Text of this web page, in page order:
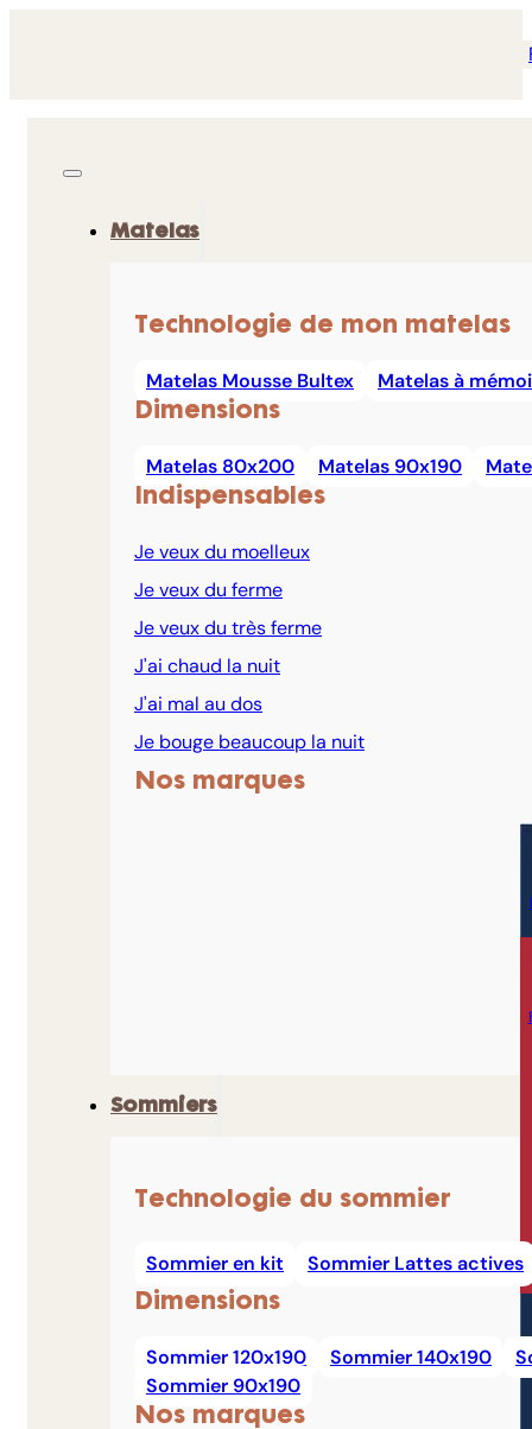
Matelas
Technologie de mon matelas
Matelas Mousse Bultex Matelas à
Dimensions
Matelas 80x200 Matelas 90x190
Indispensables
Je veux du moelleux
Je veux du ferme
Je veux du très ferme
J'ai chaud la nuit
J'ai mal au dos
Je bouge beaucoup la nuit
Nos marques
Sommiers
Technologie du sommier
Sommier en kit Sommier Lattes actives
Dimensions
Sommier 120x190 Sommier 140x190
Sommier 90x190
Nos marques